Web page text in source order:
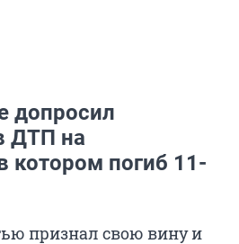
допросил
ДТП на
котором погиб 11-
признал свою вину и